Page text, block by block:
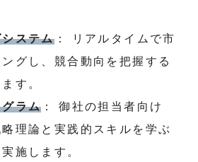
ステム： リアルタイムで市
グし、競合動向を把握する
す。
ラム ： 御社の担当者向け
理論と実践的スキルを学ぶ
施します。